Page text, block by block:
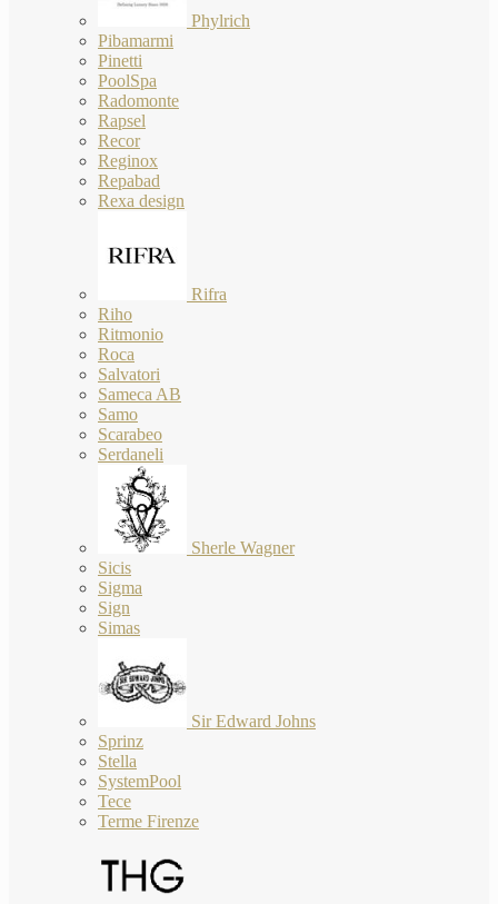
Phylrich
Pibamarmi
Pinetti
PoolSpa
Radomonte
Rapsel
Recor
Reginox
Repabad
Rexa design
Rifra
Riho
Ritmonio
Roca
Salvatori
Sameca AB
Samo
Scarabeo
Serdaneli
Sherle Wagner
Sicis
Sigma
Sign
Simas
Sir Edward Johns
Sprinz
Stella
SystemPool
Tece
Terme Firenze